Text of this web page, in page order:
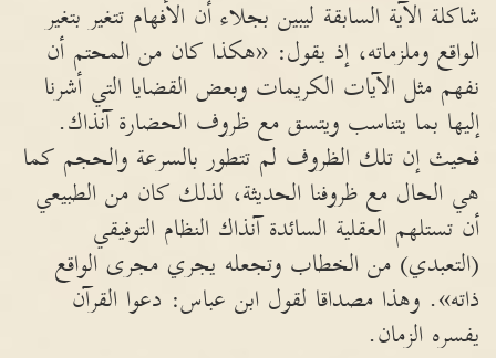
شاكلة الآية السابقة ليبين بجلاء أن الأفهام تتغير بتغير
الواقع وملزماته، إذ يقول: «هكذا كان من المحتم أن
نفهم مثل الآيات الكريمات وبعض القضايا التي أشرنا
إليها بما يتناسب ويتسق مع ظروف الحضارة آنذاك.
فحيث إن تلك الظروف لم تتطور بالسرعة والحجم كما
هي الحال مع ظروفنا الحديثة، لذلك كان من الطبيعي
أن تستلهم العقلية السائدة آنذاك النظام التوفيقي
(التعبدي) من الخطاب وتجعله يجري مجرى الواقع
ذاته». وهذا مصداقا لقول ابن عباس: دعوا القرآن
يفسره الزمان.